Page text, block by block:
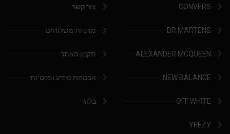
CONVERS
DR.MARTENS
ALEXANDER MCQUEEN
NEW BALANCE
OFF WHITE
YEEZY
צור קשר
מדניות משלוחים
תקנון האתר
אבטחת מידע ופרטיות
בלוג